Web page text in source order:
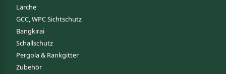
Lärche
GCC, WPC Sichtschutz
Bangkirai
Schallschutz
Pergola & Rankgitter
Zubehör